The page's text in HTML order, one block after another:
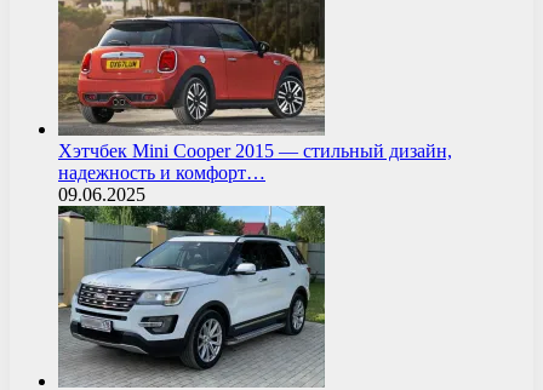
Хэтчбек Mini Cooper 2015 — стильный дизайн,
надежность и комфорт…
09.06.2025